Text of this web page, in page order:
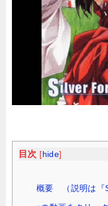
目次 [ hide]
概要 （説明は『